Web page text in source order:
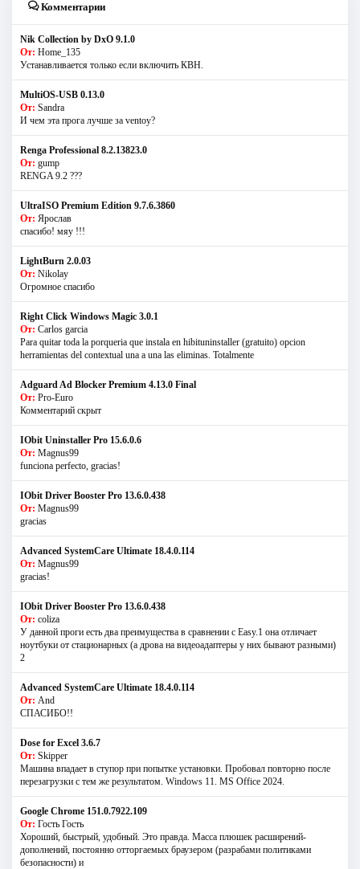
Комментарии
Nik Collection by DxO 9.1.0
От: Home_135
Устанавливается только если включить КВН.
MultiOS-USB 0.13.0
От: Sandra
И чем эта прога лучше за ventoy?
Renga Professional 8.2.13823.0
От: gump
RENGA 9.2 ???
UltraISO Premium Edition 9.7.6.3860
От: Ярослав
спасибо! мяу !!!
LightBurn 2.0.03
От: Nikolay
Огромное спасибо
Right Click Windows Magic 3.0.1
От: Carlos garcia
Para quitar toda la porqueria que instala en hibituninstaller (gratuito) opcion
herramientas del contextual una a una las eliminas. Totalmente
Adguard Ad Blocker Premium 4.13.0 Final
От: Pro-Euro
Комментарий скрыт
IObit Uninstaller Pro 15.6.0.6
От: Magnus99
funciona perfecto, gracias!
IObit Driver Booster Pro 13.6.0.438
От: Magnus99
gracias
Advanced SystemCare Ultimate 18.4.0.114
От: Magnus99
gracias!
IObit Driver Booster Pro 13.6.0.438
От: coliza
У данной проги есть два преимущества в сравнении с Easy.1 она отличает
ноутбуки от стационарных (а дрова на видеоадаптеры у них бывают разными)
2
Advanced SystemCare Ultimate 18.4.0.114
От: And
СПАСИБО!!
Dose for Excel 3.6.7
От: Skipper
Машина впадает в ступор при попытке установки. Пробовал повторно после
перезагрузки с тем же результатом. Windows 11. MS Offiсe 2024.
Google Chrome 151.0.7922.109
От: Гость Гость
Хороший, быстрый, удобный. Это правда. Масса плюшек расширений-
дополнений, постоянно отторгаемых браузером (разрабами политиками
безопасности) и